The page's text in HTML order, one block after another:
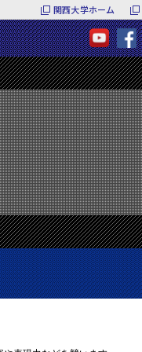
関西大学ホーム